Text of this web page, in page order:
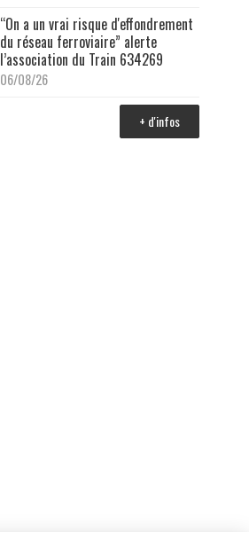
“On a un vrai risque d'effondrement
du réseau ferroviaire” alerte
l’association du Train 634269
06/08/26
+ d'infos